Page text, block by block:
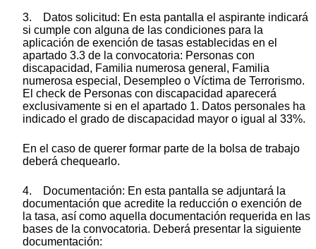
3. Datos solicitud: En esta pantalla el aspirante indicará
si cumple con alguna de las condiciones para la
aplicación de exención de tasas establecidas en el
apartado 3.3 de la convocatoria: Personas con
discapacidad, Familia numerosa general, Familia
numerosa especial, Desempleo o Víctima de Terrorismo.
El check de Personas con discapacidad aparecerá
exclusivamente si en el apartado 1. Datos personales ha
indicado el grado de discapacidad mayor o igual al 33%.
En el caso de querer formar parte de la bolsa de trabajo
deberá chequearlo.
4. Documentación: En esta pantalla se adjuntará la
documentación que acredite la reducción o exención de
la tasa, así como aquella documentación requerida en las
bases de la convocatoria. Deberá presentar la siguiente
documentación: